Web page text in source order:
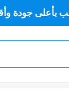
وأقل سعر